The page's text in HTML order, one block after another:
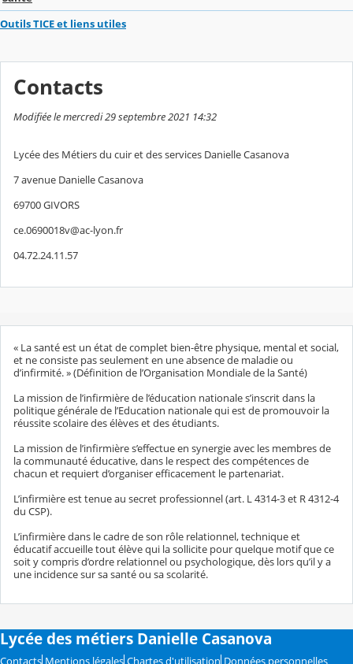
Outils TICE et liens utiles
Contacts
Modifiée le mercredi 29 septembre 2021 14:32
Lycée des Métiers du cuir et des services Danielle Casanova
7 avenue Danielle Casanova
69700 GIVORS
ce.0690018v@ac-lyon.fr
04.72.24.11.57
« La santé est un état de complet bien-être physique, mental et social,
et ne consiste pas seulement en une absence de maladie ou
d’infirmité. » (Définition de l’Organisation Mondiale de la Santé)
La mission de l’infirmière de l’éducation nationale s’inscrit dans la
politique générale de l’Education nationale qui est de promouvoir la
réussite scolaire des élèves et des étudiants.
La mission de l’infirmière s’effectue en synergie avec les membres de
la communauté éducative, dans le respect des compétences de
chacun et requiert d’organiser efficacement le partenariat.
L’infirmière est tenue au secret professionnel (art. L 4314-3 et R 4312-4
du CSP).
L’infirmière dans le cadre de son rôle relationnel, technique et
éducatif accueille tout élève qui la sollicite pour quelque motif que ce
soit y compris d’ordre relationnel ou psychologique, dès lors qu’il y a
une incidence sur sa santé ou sa scolarité.
Lycée des métiers Danielle Casanova
Contacts Mentions légales Chartes d'utilisation Données personnelles